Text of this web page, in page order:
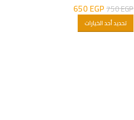
750EGP
650EGP
تحديد أحد الخيارات